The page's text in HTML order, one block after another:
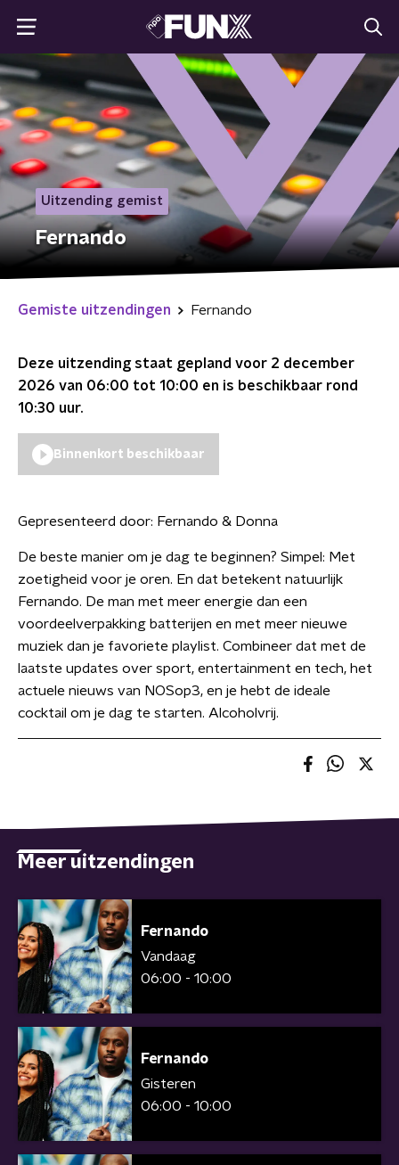
Uitzending gemist
Fernando
Gemiste uitzendingen Fernando
Deze uitzending staat gepland voor 2 december
2026 van 06:00 tot 10:00 en is beschikbaar rond
10:30 uur.
Binnenkort beschikbaar
Gepresenteerd door: Fernando & Donna
De beste manier om je dag te beginnen? Simpel: Met
zoetigheid voor je oren. En dat betekent natuurlijk
Fernando. De man met meer energie dan een
voordeelverpakking batterijen en met meer nieuwe
muziek dan je favoriete playlist. Combineer dat met de
laatste updates over sport, entertainment en tech, het
actuele nieuws van NOSop3, en je hebt de ideale
cocktail om je dag te starten. Alcoholvrij.
Meer uitzendingen
Fernando
Vandaag
06:00 - 10:00
Fernando
Gisteren
06:00 - 10:00